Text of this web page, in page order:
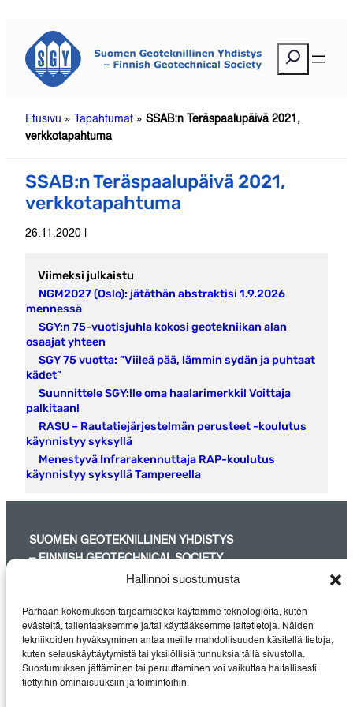
Hallinnoi suostumusta
Parhaan kokemuksen tarjoamiseksi käytämme teknologioita, kuten
evästeitä, tallentaaksemme ja/tai käyttääksemme laitetietoja. Näiden
tekniikoiden hyväksyminen antaa meille mahdollisuuden käsitellä tietoja,
kuten selauskäyttäytymistä tai yksilöllisiä tunnuksia tällä sivustolla.
Suostumuksen jättäminen tai peruuttaminen voi vaikuttaa haitallisesti
tiettyihin ominaisuuksiin ja toimintoihin.
sisältöön
Etusivu » Tapahtumat » SSAB:n Teräspaalupäivä 2021,
verkkotapahtuma
SSAB:n Teräspaalupäivä 2021,
verkkotapahtuma
26.11.2020 |
Viimeksi julkaistu
NGM2027 (Oslo): jätäthän abstraktisi 1.9.2026
mennessä
SGY:n 75-vuotisjuhla kokosi geotekniikan alan
osaajat yhteen
SGY 75 vuotta: ”Viileä pää, lämmin sydän ja puhtaat
kädet”
Suunnittele SGY:lle oma haalarimerkki! Voittaja
palkitaan!
RASU – Rautatiejärjestelmän perusteet -koulutus
käynnistyy syksyllä
Menestyvä Infrarakennuttaja RAP-koulutus
käynnistyy syksyllä Tampereella
SUOMEN GEOTEKNILLINEN YHDISTYS
– FINNISH GEOTECHNICAL SOCIETY
laite- ja
materiaalitoimittajien pätevin yhteisö Suomessa.
Instagram LinkedIn